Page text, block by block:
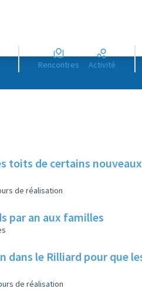
Rencontres Activité
toits de certains nouveaux
de réalisation
par an aux familles
dans le Rilliard pour que
de réalisation